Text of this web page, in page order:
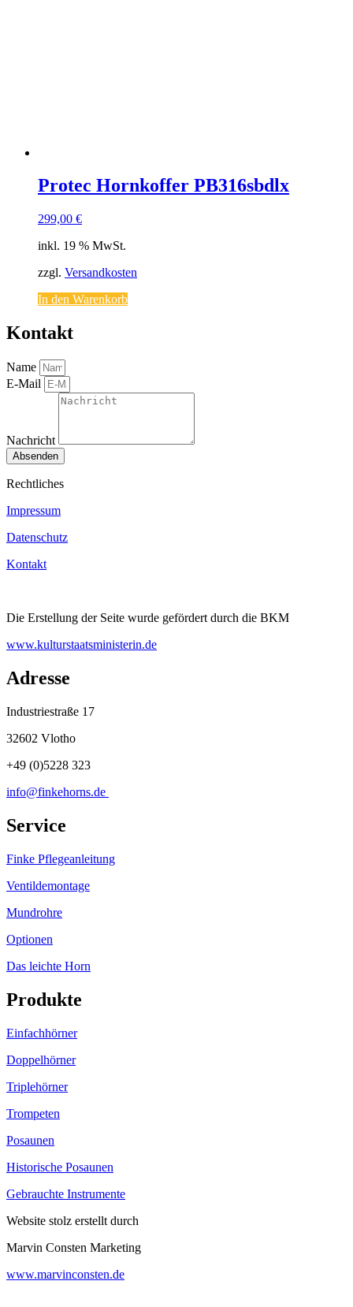
Protec Hornkoffer PB316sbdlx
299,00 €
inkl. 19 % MwSt.
zzgl. Versandkosten
In den Warenkorb
Kontakt
Name
E-Mail
Nachricht
Absenden
Rechtliches
Impressum
Datenschutz
Kontakt
Die Erstellung der Seite wurde gefördert durch die BKM
www.kulturstaatsministerin.de
Adresse
Industriestraße 17
32602 Vlotho
+49 (0)5228 323
info@finkehorns.de
Service
Finke Pflegeanleitung
Ventildemontage
Mundrohre
Optionen
Das leichte Horn
Produkte
Einfachhörner
Doppelhörner
Triplehörner
Trompeten
Posaunen
Historische Posaunen
Gebrauchte Instrumente
Website stolz erstellt durch
Marvin Consten Marketing
www.marvinconsten.de